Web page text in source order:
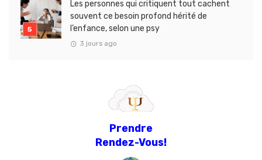
Les personnes qui critiquent tout cachent
souvent ce besoin profond hérité de
l’enfance, selon une psy
3 jours ago
Prendre
Rendez-Vous!